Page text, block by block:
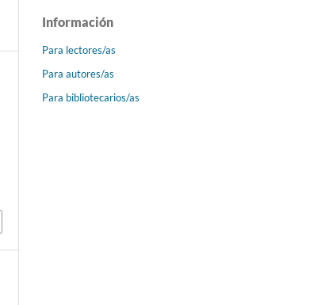
Información
Para lectores/as
Para autores/as
Para bibliotecarios/as